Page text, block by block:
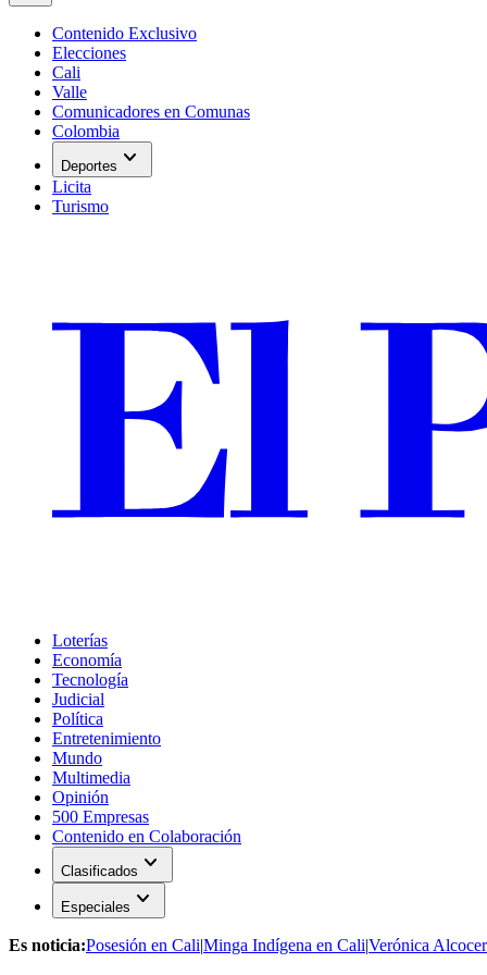
Contenido Exclusivo
Elecciones
Cali
Valle
Comunicadores en Comunas
Colombia
Deportes expand_more
Licita
Turismo
Loterías
Economía
Tecnología
Judicial
Política
Entretenimiento
Mundo
Multimedia
Opinión
500 Empresas
Contenido en Colaboración
Clasificados expand_more
Especiales expand_more
Es noticia:Posesión en Cali|Minga Indígena en Cali|Verónica Alcocer